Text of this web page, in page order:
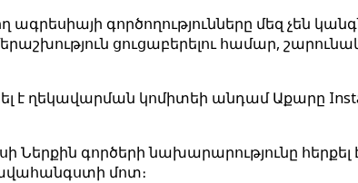
գործողությունները մեզ չեն
ցուցաբերելու համար,
է ղեկավարման կոմիտեի անդամ Աքարը
գործերի նախարարությունը հերքել
մոտ։